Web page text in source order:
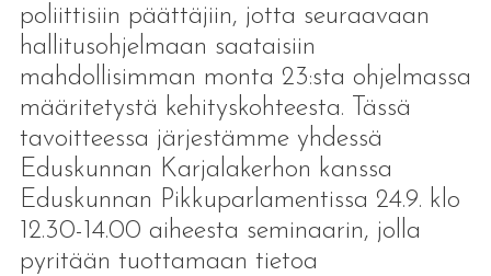
poliittisiin päättäjiin, jotta seuraavaan
hallitusohjelmaan saataisiin
mahdollisimman monta 23:sta ohjelmassa
määritetystä kehityskohteesta. Tässä
tavoitteessa järjestämme yhdessä
Eduskunnan Karjalakerhon kanssa
Eduskunnan Pikkuparlamentissa 24.9. klo
12.30-14.00 aiheesta seminaarin, jolla
pyritään tuottamaan tietoa